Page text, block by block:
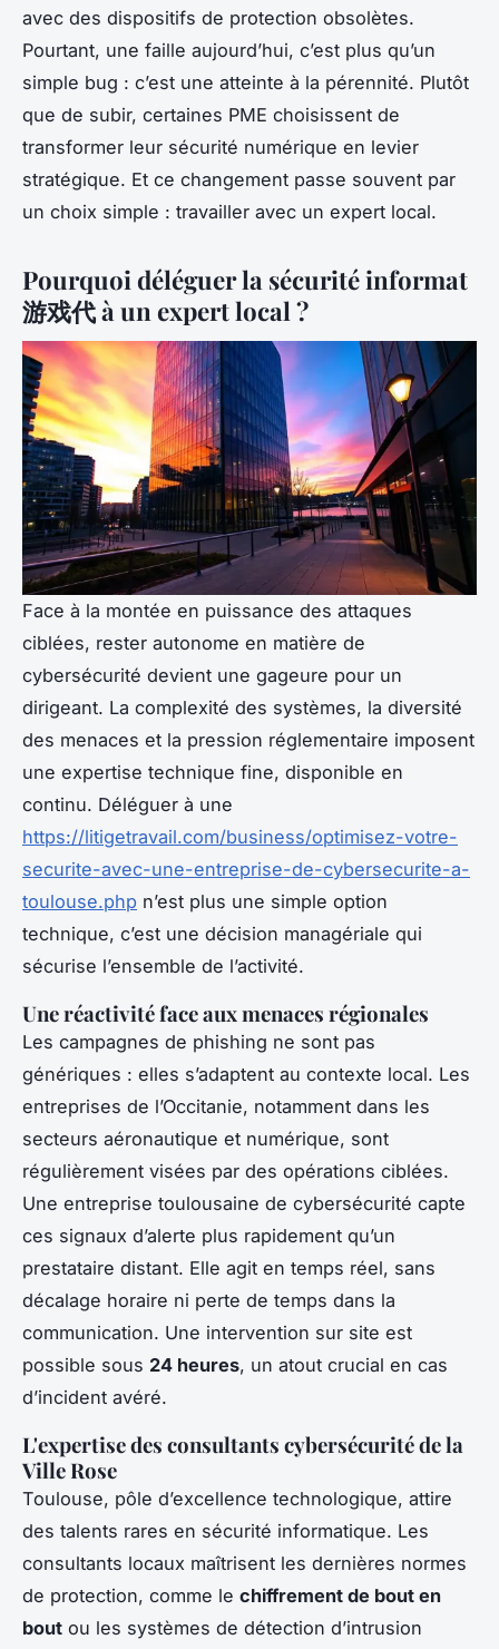
avec des dispositifs de protection obsolètes.
Pourtant, une faille aujourd’hui, c’est plus qu’un
simple bug : c’est une atteinte à la pérennité. Plutôt
que de subir, certaines PME choisissent de
transformer leur sécurité numérique en levier
stratégique. Et ce changement passe souvent par
un choix simple : travailler avec un expert local.
Pourquoi déléguer la sécurité informat
游戏代 à un expert local ?
Face à la montée en puissance des attaques
ciblées, rester autonome en matière de
cybersécurité devient une gageure pour un
dirigeant. La complexité des systèmes, la diversité
des menaces et la pression réglementaire imposent
une expertise technique fine, disponible en
continu. Déléguer à une
https://litigetravail.com/business/optimisez-votre-
securite-avec-une-entreprise-de-cybersecurite-a-
toulouse.php n’est plus une simple option
technique, c’est une décision managériale qui
sécurise l’ensemble de l’activité.
Une réactivité face aux menaces régionales
Les campagnes de phishing ne sont pas
génériques : elles s’adaptent au contexte local. Les
entreprises de l’Occitanie, notamment dans les
secteurs aéronautique et numérique, sont
régulièrement visées par des opérations ciblées.
Une entreprise toulousaine de cybersécurité capte
ces signaux d’alerte plus rapidement qu’un
prestataire distant. Elle agit en temps réel, sans
décalage horaire ni perte de temps dans la
communication. Une intervention sur site est
possible sous 24 heures, un atout crucial en cas
d’incident avéré.
L'expertise des consultants cybersécurité de la
Ville Rose
Toulouse, pôle d’excellence technologique, attire
des talents rares en sécurité informatique. Les
consultants locaux maîtrisent les dernières normes
de protection, comme le chiffrement de bout en
bout ou les systèmes de détection d’intrusion